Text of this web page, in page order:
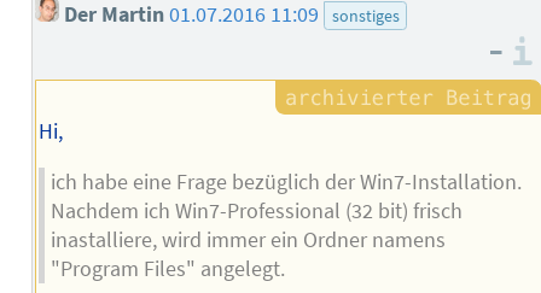
Der Martin01.07.2016 11:09 sonstiges
–
Hi,
ich habe eine Frage bezüglich der Win7-Installation.
Nachdem ich Win7-Professional (32 bit) frisch
inastalliere, wird immer ein Ordner namens
"Program Files" angelegt.